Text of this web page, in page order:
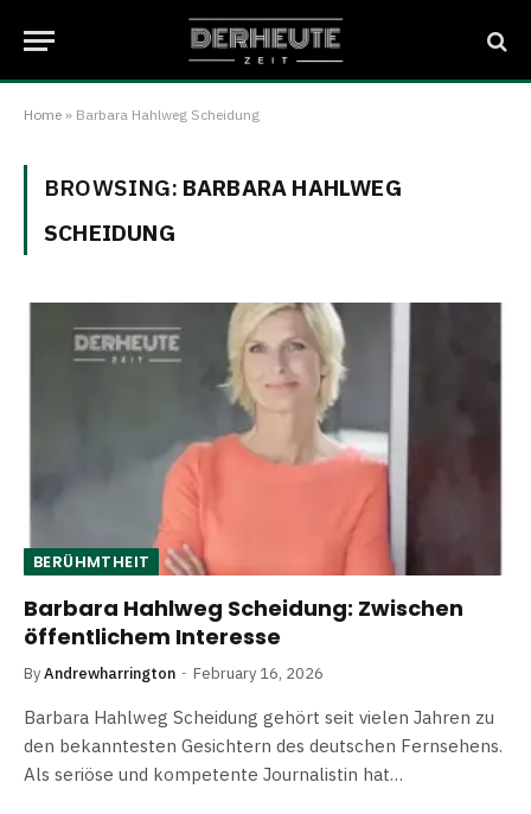
Home » Barbara Hahlweg Scheidung
BROWSING: BARBARA HAHLWEG
SCHEIDUNG
BERÜHMTHEIT
Barbara Hahlweg Scheidung: Zwischen
öffentlichem Interesse
ByAndrewharrington February 16, 2026
Barbara Hahlweg Scheidung gehört seit vielen Jahren zu
den bekanntesten Gesichtern des deutschen Fernsehens.
Als seriöse und kompetente Journalistin hat…